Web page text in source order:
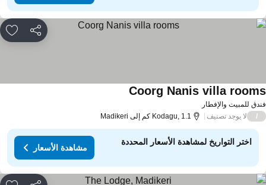
مشاركة
للمبيت والإفطار
Coorg Nanis villa
لا يوجد تصنيف Kodagu, 1.1 كم إلى Madikeri
اختر التواريخ لمشاهدة الأسعار المحددة
مشاهدة الأسعار